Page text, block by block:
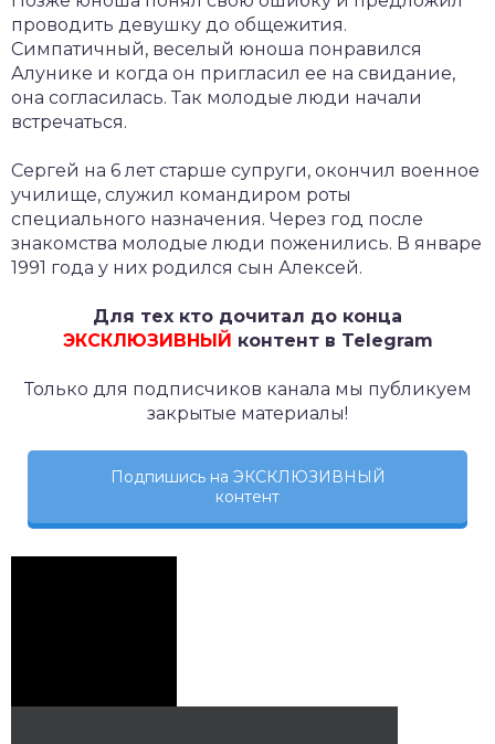
проводить девушку до общежития.
Симпатичный, веселый юноша понравился
Алунике и когда он пригласил ее на свидание,
она согласилась. Так молодые люди начали
встречаться.
Сергей на 6 лет старше супруги, окончил военное
училище, служил командиром роты
специального назначения. Через год после
знакомства молодые люди поженились. В январе
1991 года у них родился сын Алексей.
Для тех кто дочитал до конца
ЭКСКЛЮЗИВНЫЙ контент в Telegram
Только для подписчиков канала мы публикуем
закрытые материалы!
Подпишись на ЭКСКЛЮЗИВНЫЙ
контент